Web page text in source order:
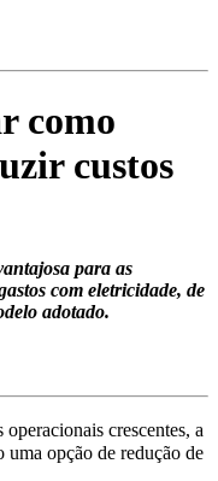
como
custos
para as
com eletricidade, de
adotado.
crescentes, a
uma opção de redução de